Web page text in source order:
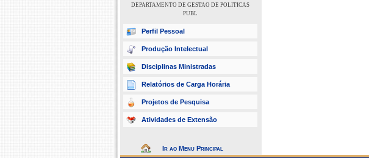
DEPARTAMENTO DE GESTAO DE POLITICAS
PUBL
Perfil Pessoal
Produção Intelectual
Disciplinas Ministradas
Relatórios de Carga Horária
Projetos de Pesquisa
Atividades de Extensão
Ir ao Menu Principal